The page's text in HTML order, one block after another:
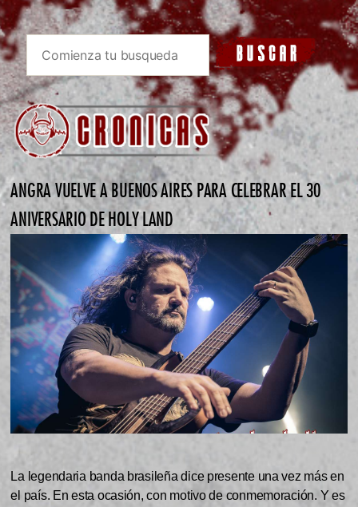
ANGRA VUELVE A BUENOS AIRES PARA CELEBRAR EL 30
ANIVERSARIO DE HOLY LAND
La legendaria banda brasileña dice presente una vez más en
el país. En esta ocasión, con motivo de conmemoración. Y es